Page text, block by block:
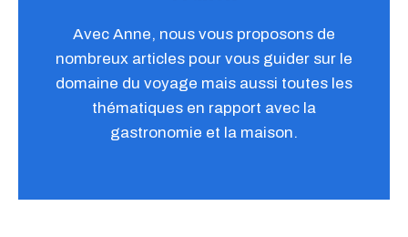
Avec Anne, nous vous proposons de
nombreux articles pour vous guider sur le
domaine du voyage mais aussi toutes les
thématiques en rapport avec la
gastronomie et la maison.